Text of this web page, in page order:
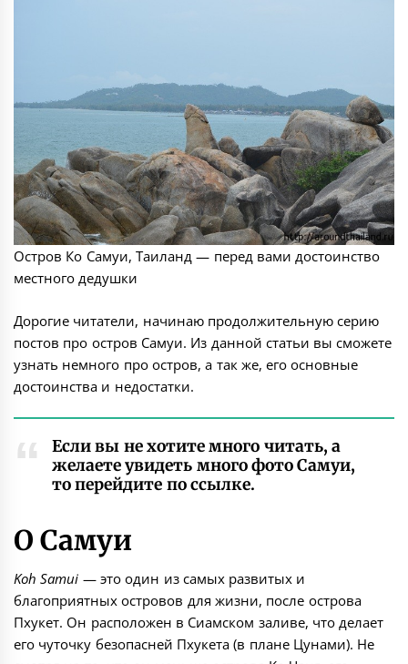
Остров Ко Самуи, Таиланд — перед вами достоинство
местного дедушки
Дорогие читатели, начинаю продолжительную серию
постов про остров Самуи. Из данной статьи вы сможете
узнать немного про остров, а так же, его основные
достоинства и недостатки.
Если вы не хотите много читать, а
желаете увидеть многофото Самуи,
то перейдите по ссылке.
О Самуи
Koh Samui — это один из самых развитых и
благоприятных островов для жизни, после острова
Пхукет. Он расположен в Сиамском заливе, что делает
его чуточку безопасней Пхукета (в плане Цунами). Не